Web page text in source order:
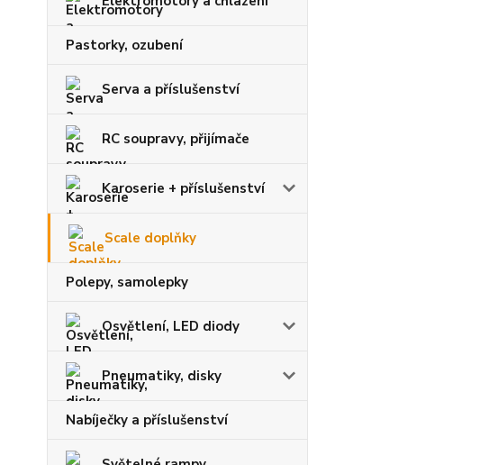
Pastorky, ozubení
Serva a příslušenství
RC soupravy, přijímače
Karoserie + příslušenství
Scale doplňky
Polepy, samolepky
Osvětlení, LED diody
Pneumatiky, disky
Nabíječky a příslušenství